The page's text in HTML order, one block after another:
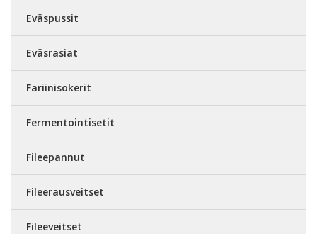
Eväspussit
Eväsrasiat
Fariinisokerit
Fermentointisetit
Fileepannut
Fileerausveitset
Fileeveitset